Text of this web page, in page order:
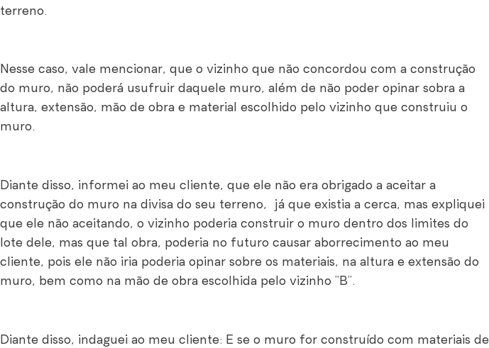
terreno.
Nesse caso, vale mencionar, que o vizinho que não concordou com a construção
do muro, não poderá usufruir daquele muro, além de não poder opinar sobra a
altura, extensão, mão de obra e material escolhido pelo vizinho que construiu o
muro.
Diante disso, informei ao meu cliente, que ele não era obrigado a aceitar a
construção do muro na divisa do seu terreno, já que existia a cerca, mas expliquei
que ele não aceitando, o vizinho poderia construir o muro dentro dos limites do
lote dele, mas que tal obra, poderia no futuro causar aborrecimento ao meu
cliente, pois ele não iria poderia opinar sobre os materiais, na altura e extensão do
muro, bem como na mão de obra escolhida pelo vizinho “B”.
Diante disso, indaguei ao meu cliente: E se o muro for construído com materiais de